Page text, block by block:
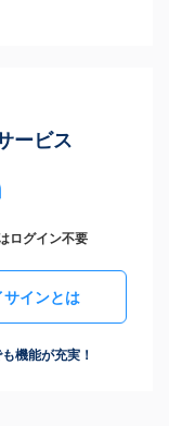
ービス
ログイン不要
サインとは
機能が充実！